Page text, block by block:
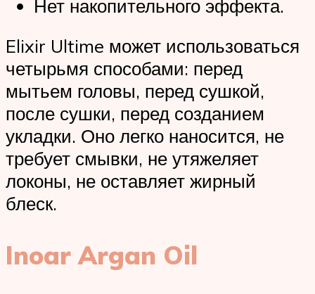
Нет накопительного эффекта.
Elixir Ultime может использоваться
четырьмя способами: перед
мытьем головы, перед сушкой,
после сушки, перед созданием
укладки. Оно легко наносится, не
требует смывки, не утяжеляет
локоны, не оставляет жирный
блеск.
Inoar Argan Oil